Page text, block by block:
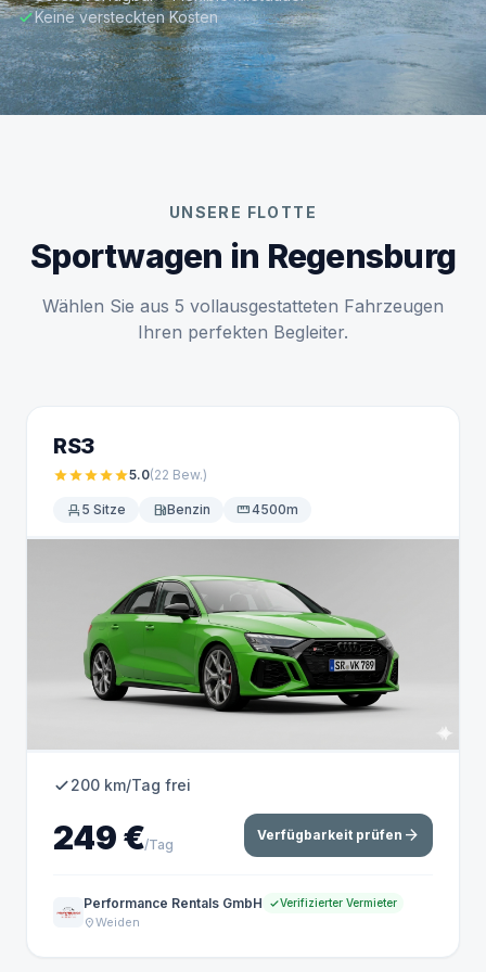
Keine versteckten Kosten
UNSERE FLOTTE
Sportwagen in Regensburg
Wählen Sie aus 5 vollausgestatteten Fahrzeugen
Ihren perfekten Begleiter.
RS3
starstarstarstarstar5.0(22 Bew.)
event_seat 5 Sitze local_gas_stationBenzin straighten4500m
200 km/Tag frei
249 €/Tag
Verfügbarkeit prüfen arrow_forward
Performance Rentals GmbH Verifizierter Vermieter
location_onWeiden